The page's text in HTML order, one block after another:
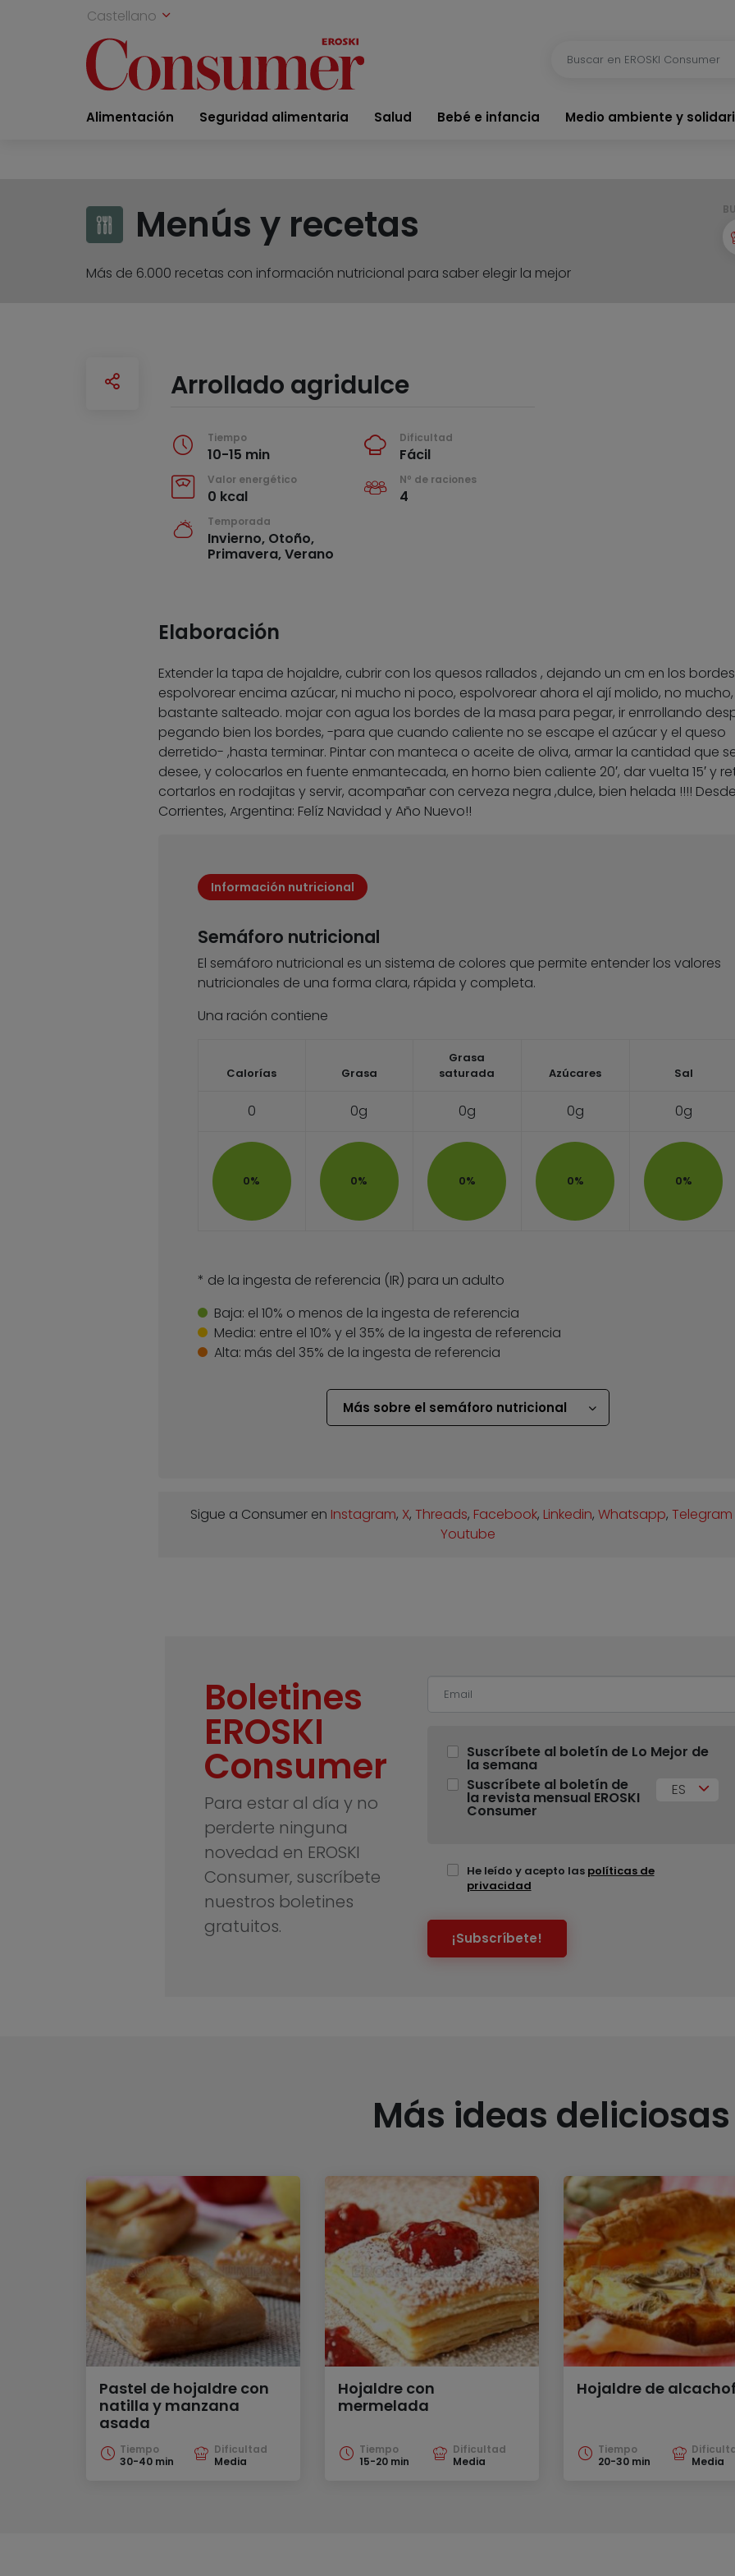
Castellano
Alimentación Seguridad alimentaria Salud Bebé e infancia Medio ambiente y
Menús y recetas
Más de 6.000 recetas con información nutricional para saber elegir la mejor
Arrollado agridulce
Tiempo
10-15 min
Dificultad
Fácil
Valor energético
0 kcal
Nº de raciones
4
Temporada
Invierno, Otoño,
Primavera, Verano
Elaboración
Extender la tapa de hojaldre, cubrir con los quesos rallados , dejando un cm en los
espolvorear encima azúcar, ni mucho ni poco, espolvorear ahora el ají molido, no
bastante salteado. mojar con agua los bordes de la masa para pegar, ir enrrollando
pegando bien los bordes, -para que cuando caliente no se escape el azúcar y el queso
derretido- ,hasta terminar. Pintar con manteca o aceite de oliva, armar la cantidad que
desee, y colocarlos en fuente enmantecada, en horno bien caliente 20′, dar vuelta 15′ y
cortarlos en rodajitas y servir, acompañar con cerveza negra ,dulce, bien helada !!!!
Corrientes, Argentina: Felíz Navidad y Año Nuevo!!
Información nutricional
Semáforo nutricional
El semáforo nutricional es un sistema de colores que permite entender los valores
nutricionales de una forma clara, rápida y completa.
Una ración contiene
Calorías Grasa
Grasa
saturada
Azúcares Sal
0 0g 0g 0g 0g
0% 0% 0% 0% 0%
* de la ingesta de referencia (IR) para un adulto
Baja: el 10% o menos de la ingesta de referencia
Media: entre el 10% y el 35% de la ingesta de referencia
Alta: más del 35% de la ingesta de referencia
Más sobre el semáforo nutricional
Sigue a Consumer en Instagram, X,Threads, Facebook, Linkedin,Whatsapp,Telegram
Youtube
Boletines
EROSKI
Consumer
Para estar al día y no
perderte ninguna
novedad en EROSKI
Consumer, suscríbete
nuestros boletines
gratuitos.
Suscríbete al boletín de Lo Mejor de
la semana
Suscríbete al boletín de
la revista mensual EROSKI
Consumer
ES
He leído y acepto las políticas de
privacidad
¡Subscríbete!
Más ideas deliciosas
Pastel de hojaldre con
natilla y manzana
asada
Tiempo
30-40 min
Dificultad
Media
Hojaldre con
mermelada
Tiempo
15-20 min
Dificultad
Media
Hojaldre de
Tiempo
20-30 min
Media